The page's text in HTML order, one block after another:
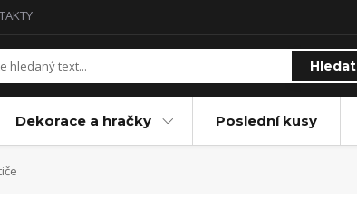
Hledat
Dekorace a hračky Poslední kusy